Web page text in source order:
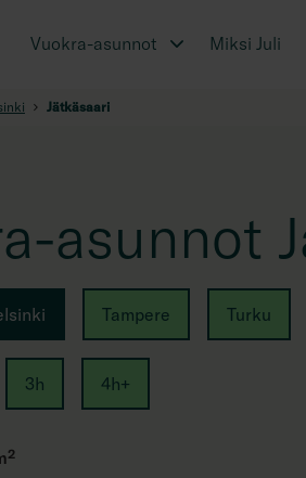
Vuokra-asunnot Miksi Juli
Jätkäsaari
asunnot
Tampere Turku
3h 4h+